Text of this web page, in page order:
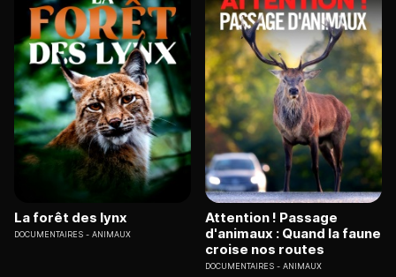
La forêt des lynx
DOCUMENTAIRES ANIMAUX
Attention ! Passage
d'animaux : Quand la faune
croise nos routes
DOCUMENTAIRES ANIMAUX